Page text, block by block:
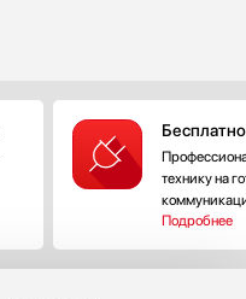
технику на
Подробнее